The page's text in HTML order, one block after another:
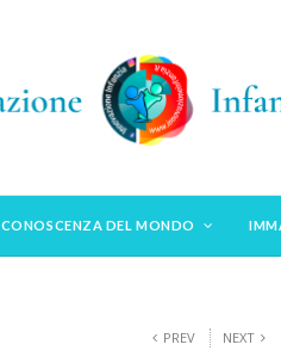
CONOSCENZA DEL MONDO
PREV NEXT